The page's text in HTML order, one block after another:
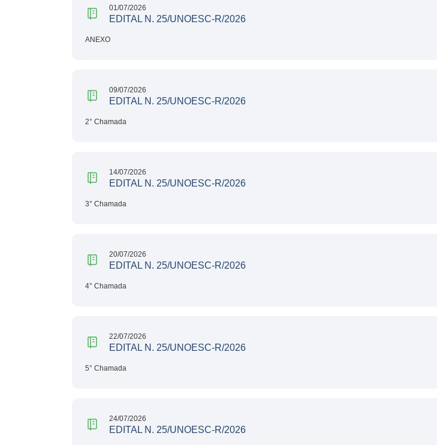
01/07/2026
EDITAL N. 25/UNOESC-R/2026
ANEXO
09/07/2026
EDITAL N. 25/UNOESC-R/2026
2° Chamada
14/07/2026
EDITAL N. 25/UNOESC-R/2026
3° Chamada
20/07/2026
EDITAL N. 25/UNOESC-R/2026
4° Chamada
22/07/2026
EDITAL N. 25/UNOESC-R/2026
5° Chamada
24/07/2026
EDITAL N. 25/UNOESC-R/2026